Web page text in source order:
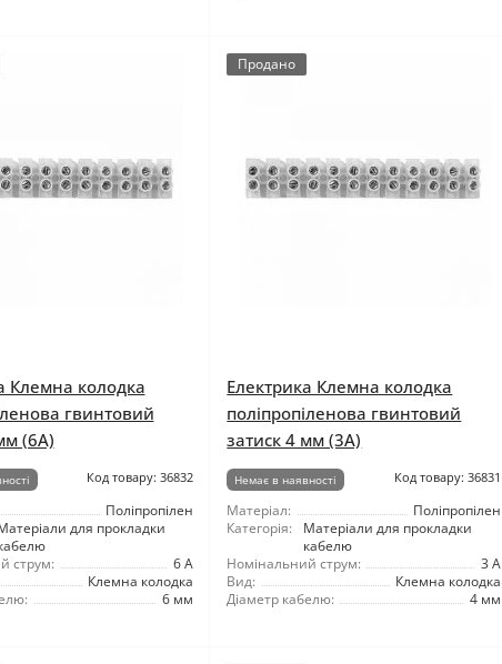
Клемна колодка
гвинтовий
(6А)
Код товару: 36832
Поліпропілен
для прокладки
струм:
6 А
Клемна колодка
6 мм
Продано
Електрика Клемна колодка
поліпропіленова гвинтовий
затиск 4 мм (3А)
Немає в наявності Код товару: 36831
Матеріал:
Поліпропілен
Категорія:
Матеріали для прокладки
кабелю
Номінальний струм:
3 А
Вид:
Клемна колодка
Діаметр кабелю:
4 мм